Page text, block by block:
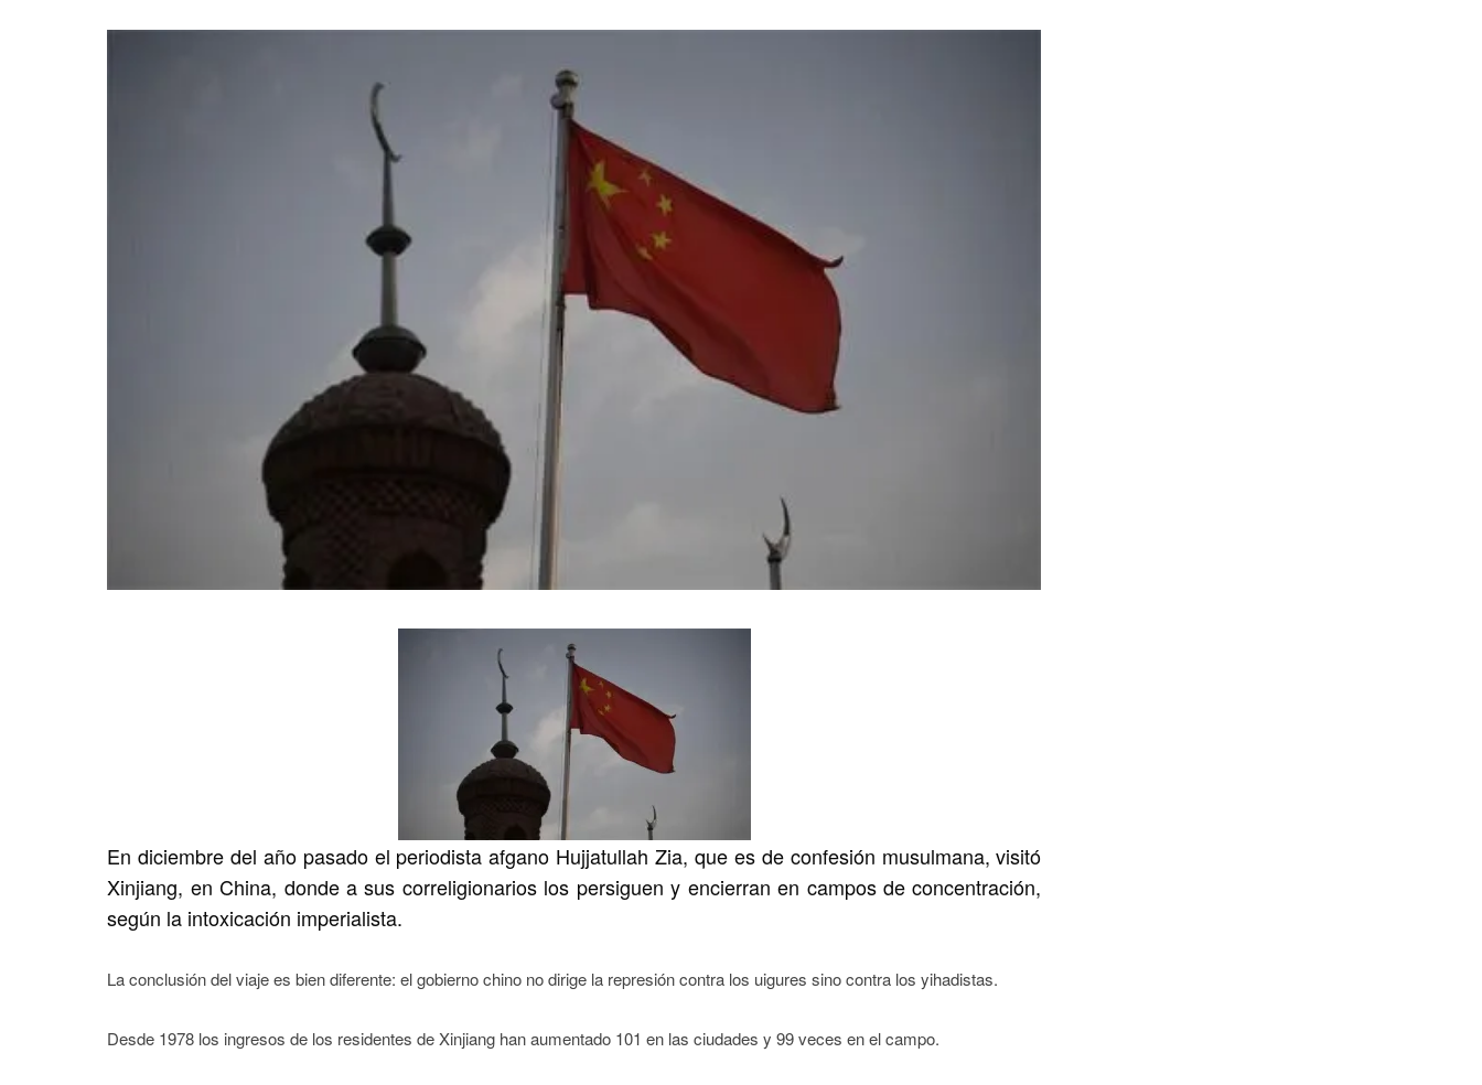
En diciembre del año pasado el periodista afgano Hujjatullah Zia, que es de confesión musulmana, visitó
Xinjiang, en China, donde a sus correligionarios los persiguen y encierran en campos de concentración,
según la intoxicación imperialista.
La conclusión del viaje es bien diferente: el gobierno chino no dirige la represión contra los uigures sino contra los yihadistas.
Desde 1978 los ingresos de los residentes de Xinjiang han aumentado 101 en las ciudades y 99 veces en el campo.